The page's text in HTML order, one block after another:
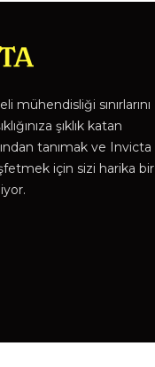
mühendisliği sınırlarını
şıklık katan
tanımak ve Invicta
için sizi harika bir